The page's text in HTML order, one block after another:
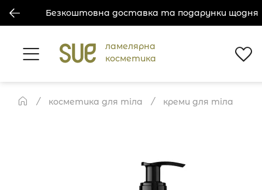
Безкоштовна доставка та подарунки щодня
ламелярна
косметика
косметика для тіла креми для тіла